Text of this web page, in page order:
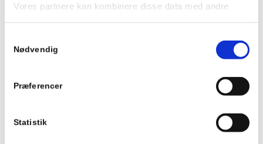
Vores partnere kan kombinere disse data med andre
Se Cookie & Privatlivspolitik
Nødvendig
Præferencer
Statistik